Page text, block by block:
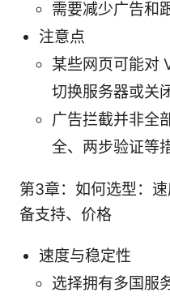
需要减少广告和
注意点
某些网页可能对
切换服务器或关
广告拦截并非全
全、两步验证等
第3章：如何选型：
备支持、价格
速度与稳定性
选择拥有多国服